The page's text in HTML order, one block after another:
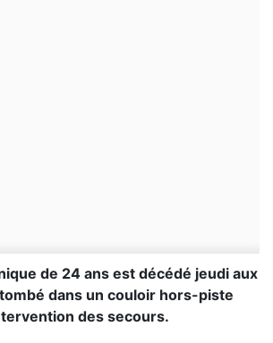
de 24 ans est décédé jeudi aux
dans un couloir hors-piste
des secours.